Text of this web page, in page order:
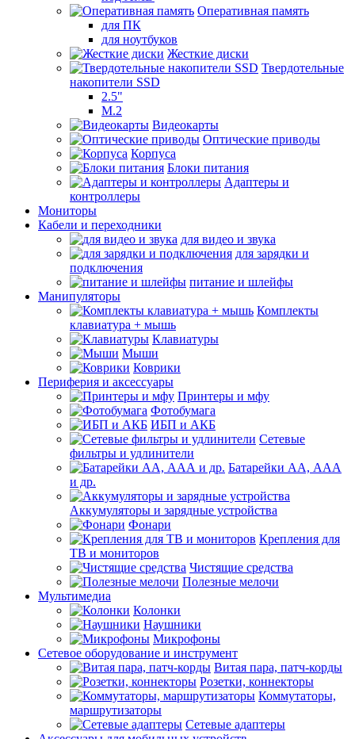
Оперативная память
для ПК
для ноутбуков
Жесткие диски
Твердотельные
накопители SSD
2.5"
M.2
Видеокарты
Оптические приводы
Корпуса
Блоки питания
Адаптеры и
контроллеры
Мониторы
Кабели и переходники
для видео и звука
для зарядки и
подключения
питание и шлейфы
Манипуляторы
Комплекты
клавиатура + мышь
Клавиатуры
Мыши
Коврики
Периферия и аксессуары
Принтеры и мфу
Фотобумага
ИБП и АКБ
Сетевые
фильтры и удлинители
Батарейки АА, ААА
и др.
Аккумуляторы и зарядные устройства
Фонари
Крепления для
ТВ и мониторов
Чистящие средства
Полезные мелочи
Мультимедиа
Колонки
Наушники
Микрофоны
Сетевое оборудование и инструмент
Витая пара, патч-корды
Розетки, коннекторы
Коммутаторы,
маршрутизаторы
Сетевые адаптеры